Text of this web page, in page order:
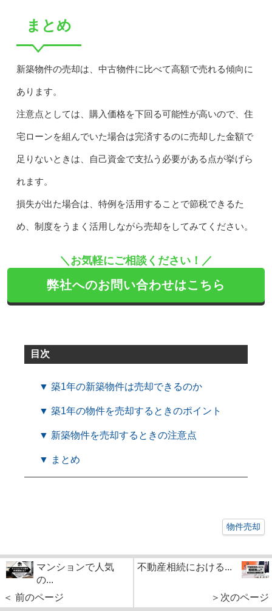
まとめ
新築物件の売却は、中古物件に比べて高額で売れる傾向に
あります。
注意点としては、購入価格を下回る可能性が高いので、住
宅ローンを組んでいた場合は完済するのに売却した金額で
足りないときは、自己資金で支払う必要がある点が挙げら
れます。
損失が出た場合は、特例を活用することで節税できるた
め、制度をうまく活用しながら売却をしてみてください。
＼お気軽にご相談ください！／
弊社へのお問い合わせはこちら
目次
▼ 築1年の新築物件は売却できるのか
▼ 築1年の物件を売却するときのポイント
▼ 新築物件を売却するときの注意点
▼ まとめ
物件売却
マンションで人気
の...
＜ 前のページ
不動産相続における...
＞次のページ